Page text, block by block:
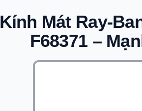
Kính Mát Ray-
F68371 –